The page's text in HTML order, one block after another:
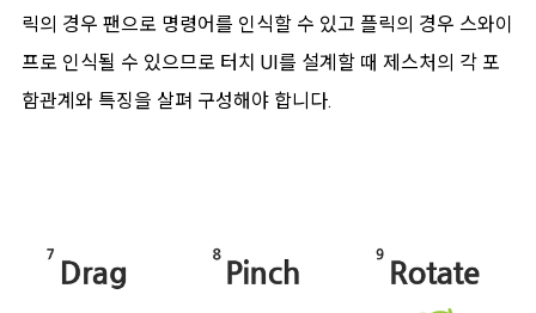
릭의 경우 팬으로 명령어를 인식할 수 있고 플릭의 경우 스와이
프로 인식될 수 있으므로 터치 UI를 설계할 때 제스처의 각 포
함관계와 특징을 살펴 구성해야 합니다.